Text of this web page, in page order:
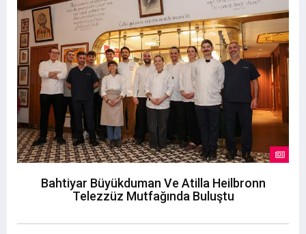
Bahtiyar Büyükduman Ve Atilla Heilbronn
Telezzüz Mutfağında Buluştu